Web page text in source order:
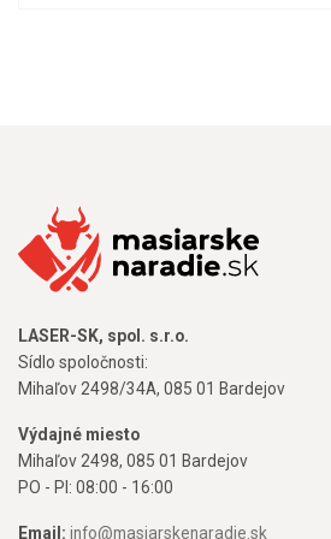
LASER-SK, spol. s.r.o.
Sídlo spoločnosti:
Mihaľov 2498/34A, 085 01 Bardejov
Výdajné miesto
Mihaľov 2498, 085 01 Bardejov
PO - PI: 08:00 - 16:00
Email: info@masiarskenaradie.sk